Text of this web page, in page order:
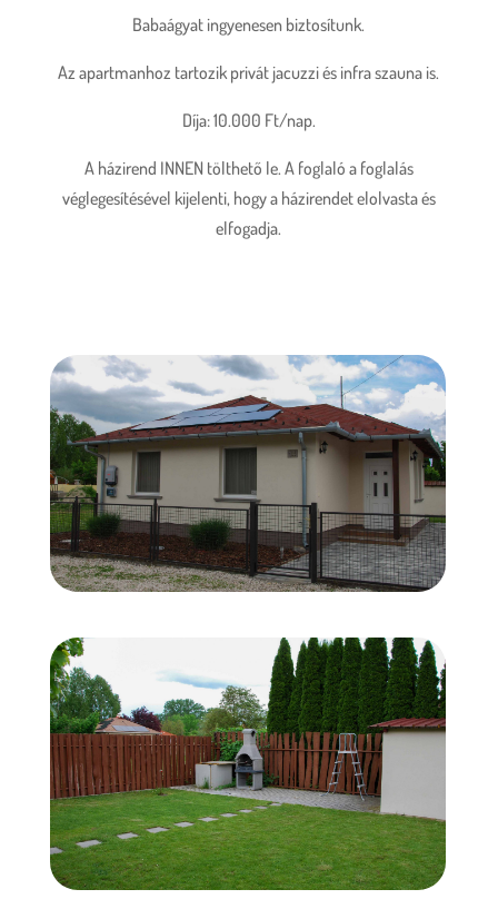
Babaágyat ingyenesen biztosítunk.
Az apartmanhoz tartozik privát jacuzzi és infra szauna is.
Díja: 10.000 Ft/nap.
A házirend INNEN tölthető le. A foglaló a foglalás
véglegesítésével kijelenti, hogy a házirendet elolvasta és
elfogadja.